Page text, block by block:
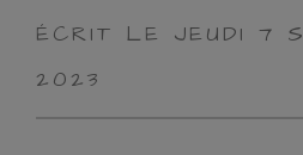
ÉCRIT LE JEUDI 7
2023